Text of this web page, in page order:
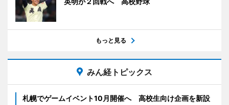
もっと見る
みん経トピックス
札幌でゲームイベント10月開催へ 高校生向け企画を新設